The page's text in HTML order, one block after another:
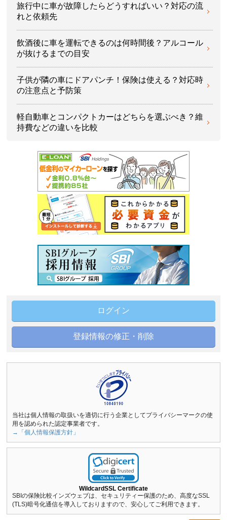
旅行中に車が故障したらどうすればいい？対応の流
れと依頼先
飲酒後に車を運転できるのは何時間後？アルコール
が抜けるまでの目安
子供が隣の車にドアパンチ！保険は使える？対応時
の注意点と予防策
軽自動車とコンパクトカーはどちらを選ぶべき？維
持費などの違いを比較
ログイン
登録情報の修正・削除
当社は個人情報の取扱いを適切に行う企業としてプライバシーマークの使
用を認められた認定事業者です。
→「個人情報保護方針」
WildcardSSL Certificate
SBIの保険比較インズウェブは、セキュリティー保護のため、高度なSSL
(TLS)暗号化通信を導入しておりますので、安心してご利用できます。